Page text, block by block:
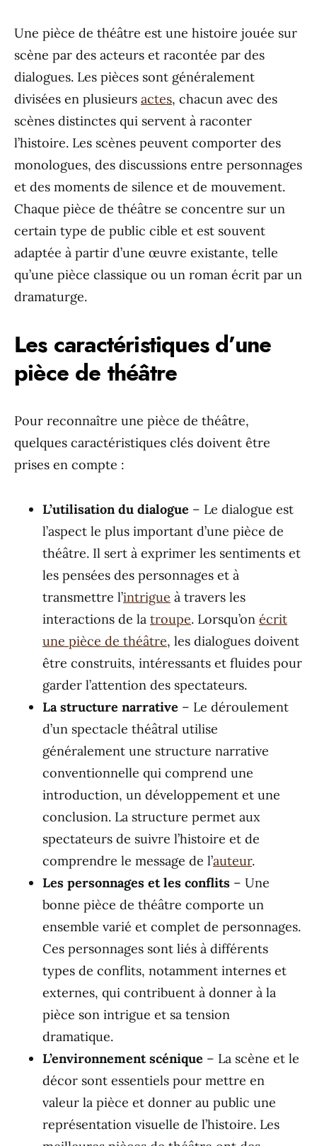
Une pièce de théâtre est une histoire jouée sur
scène par des acteurs et racontée par des
dialogues. Les pièces sont généralement
divisées en plusieurs actes, chacun avec des
scènes distinctes qui servent à raconter
l’histoire. Les scènes peuvent comporter des
monologues, des discussions entre personnages
et des moments de silence et de mouvement.
Chaque pièce de théâtre se concentre sur un
certain type de public cible et est souvent
adaptée à partir d’une œuvre existante, telle
qu’une pièce classique ou un roman écrit par un
dramaturge.
Les caractéristiques d’une
pièce de théâtre
Pour reconnaître une pièce de théâtre,
quelques caractéristiques clés doivent être
prises en compte :
L’utilisation du dialogue – Le dialogue est
l’aspect le plus important d’une pièce de
théâtre. Il sert à exprimer les sentiments et
les pensées des personnages et à
transmettre l’intrigue à travers les
interactions de la troupe. Lorsqu’on écrit
une pièce de théâtre, les dialogues doivent
être construits, intéressants et fluides pour
garder l’attention des spectateurs.
La structure narrative – Le déroulement
d’un spectacle théâtral utilise
généralement une structure narrative
conventionnelle qui comprend une
introduction, un développement et une
conclusion. La structure permet aux
spectateurs de suivre l’histoire et de
comprendre le message de l’auteur.
Les personnages et les conflits – Une
bonne pièce de théâtre comporte un
ensemble varié et complet de personnages.
Ces personnages sont liés à différents
types de conflits, notamment internes et
externes, qui contribuent à donner à la
pièce son intrigue et sa tension
dramatique.
L’environnement scénique – La scène et le
décor sont essentiels pour mettre en
valeur la pièce et donner au public une
représentation visuelle de l’histoire. Les